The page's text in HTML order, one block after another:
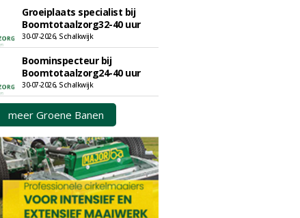
Groeiplaats specialist bij
Boomtotaalzorg32-40 uur
30-07-2026, Schalkwijk
Boominspecteur bij
Boomtotaalzorg24-40 uur
30-07-2026, Schalkwijk
meer Groene Banen